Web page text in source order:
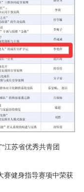
江苏省优秀共青团
赛健身指导赛项中荣获